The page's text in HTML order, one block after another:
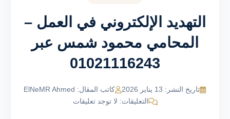
التهديد الإلكتروني في العمل –
المحامي محمود شمس عبر
01021116243
تاريخ النشر: 13 يناير 2026
كاتب المقال: ElNeMR Ahmed
التعليقات: لا توجد تعليقات